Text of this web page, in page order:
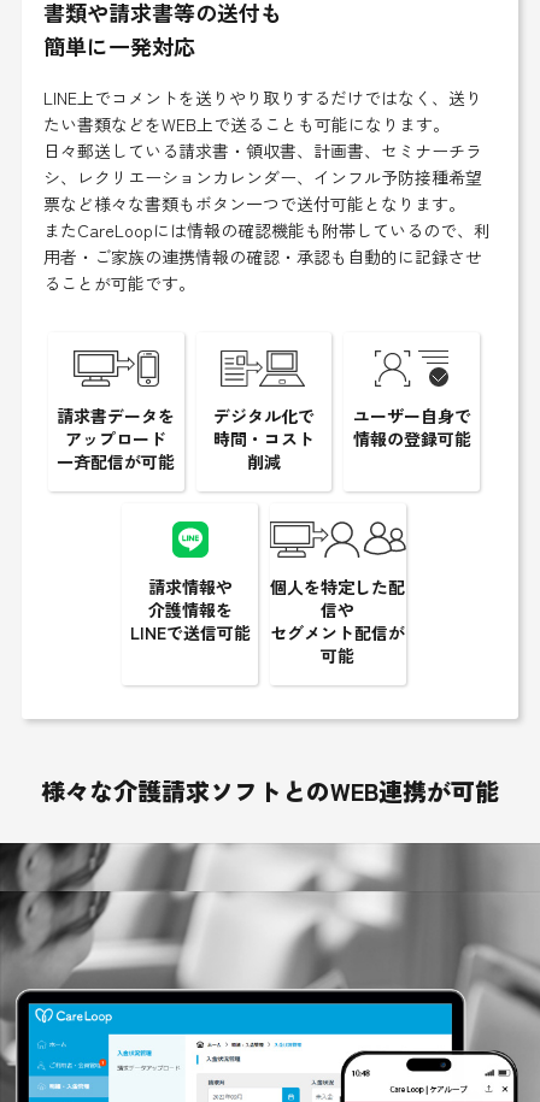
書類や請求書等の送付も
簡単に一発対応
LINE上でコメントを送りやり取りするだけではなく、送り
たい書類などをWEB上で送ることも可能になります。
日々郵送している請求書・領収書、計画書、セミナーチラ
シ、レクリエーションカレンダー、インフル予防接種希望
票など様々な書類もボタン一つで送付可能となります。
またCareLoopには情報の確認機能も附帯しているので、利
用者・ご家族の連携情報の確認・承認も自動的に記録させ
ることが可能です。
請求書データを
アップロード
一斉配信が可能
デジタル化で
時間・コスト
削減
ユーザー自身で
情報の登録可能
請求情報や
介護情報を
LINEで送信可能
個人を特定した配
信や
セグメント配信が
可能
様々な介護請求ソフトとのWEB連携が可能